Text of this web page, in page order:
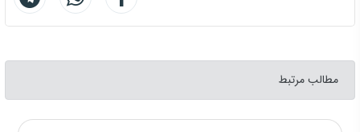
مطالب مرتبط